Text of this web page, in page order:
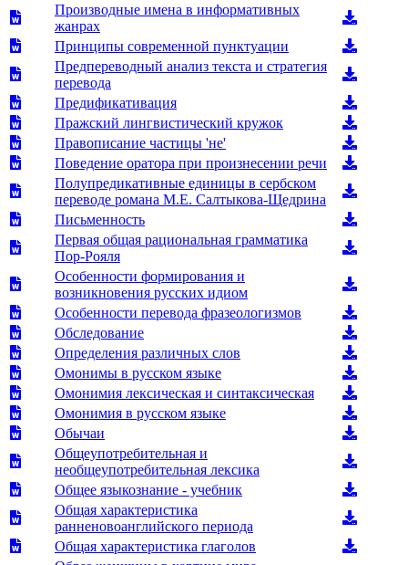
Производные имена в информативных
жанрах
Принципы современной пунктуации
Предпереводный анализ текста и стратегия
перевода
Предификативация
Пражский лингвистический кружок
Правописание частицы 'не'
Поведение оратора при произнесении речи
Полупредикативные единицы в сербском
переводе романа М.Е. Салтыкова-Щедрина
Письменность
Первая общая рациональная грамматика
Пор-Рояля
Особенности формирования и
возникновения русских идиом
Особенности перевода фразеологизмов
Обследование
Определения различных слов
Омонимы в русском языке
Омонимия лексическая и синтаксическая
Омонимия в русском языке
Обычаи
Общеупотребительная и
необщеупотребительная лексика
Общее языкознание - учебник
Общая характеристика
ранненовоанглийского периода
Общая характеристика глаголов